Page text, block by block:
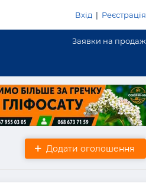
Вхід | Реєстрація
Заявки на продаж
Додати оголошення